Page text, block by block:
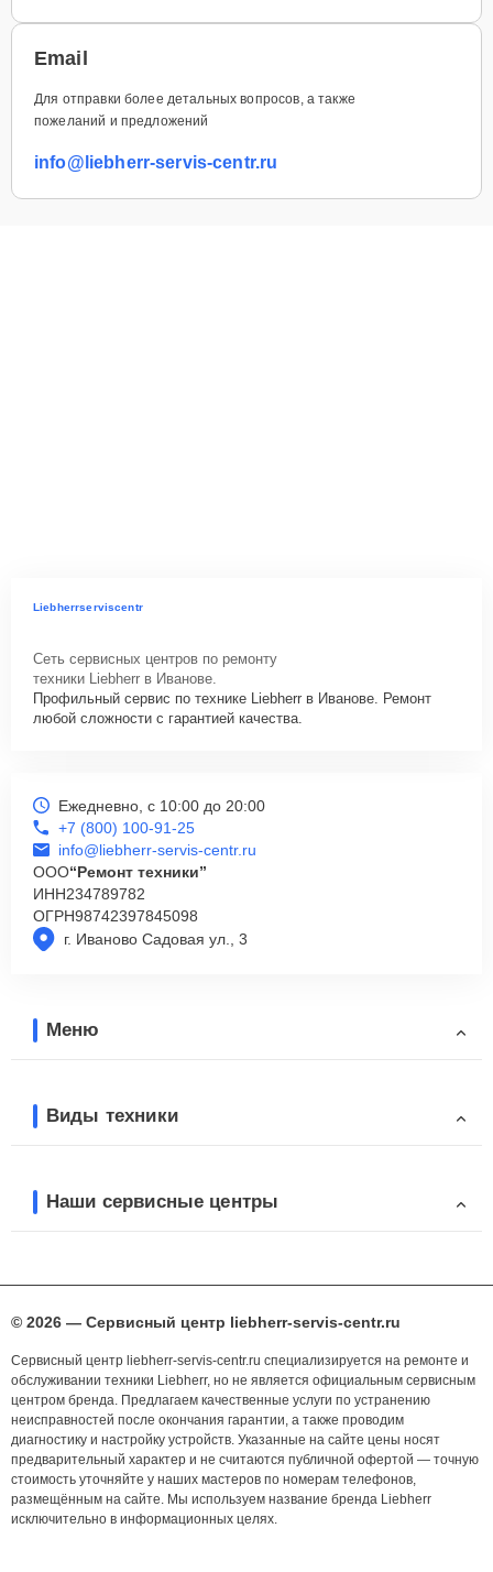
Email
Для отправки более детальных вопросов, а также
пожеланий и предложений
info@liebherr-servis-centr.ru
Liebherrserviscentr
Сеть сервисных центров по ремонту
техники Liebherr в Иванове.
Профильный сервис по технике Liebherr в Иванове. Ремонт
любой сложности с гарантией качества.
г. Иваново Садовая ул., 3
Ежедневно, с 10:00 до 20:00
+7 (800) 100-91-25
info@liebherr-servis-centr.ru
ООО“Ремонт техники”
ИНН234789782
ОГРН98742397845098
Меню
Виды техники
Наши сервисные центры
© 2026 — Сервисный центр liebherr-servis-centr.ru
Сервисный центр liebherr-servis-centr.ru специализируется на ремонте и
обслуживании техники Liebherr, но не является официальным сервисным
центром бренда. Предлагаем качественные услуги по устранению
неисправностей после окончания гарантии, а также проводим
диагностику и настройку устройств. Указанные на сайте цены носят
предварительный характер и не считаются публичной офертой — точную
стоимость уточняйте у наших мастеров по номерам телефонов,
размещённым на сайте. Мы используем название бренда Liebherr
исключительно в информационных целях.